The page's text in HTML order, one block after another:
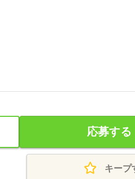
応募する
キープ